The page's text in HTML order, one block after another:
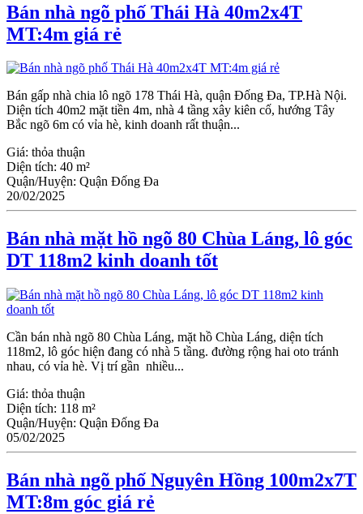
Bán nhà ngõ phố Thái Hà 40m2x4T
MT:4m giá rẻ
Bán gấp nhà chia lô ngõ 178 Thái Hà, quận Đống Đa, TP.Hà Nội.
Diện tích 40m2 mặt tiền 4m, nhà 4 tầng xây kiên cố, hướng Tây
Bắc ngõ 6m có vỉa hè, kinh doanh rất thuận...
Giá: thỏa thuận
Diện tích: 40 m²
Quận/Huyện: Quận Đống Đa
20/02/2025
Bán nhà mặt hồ ngõ 80 Chùa Láng, lô góc
DT 118m2 kinh doanh tốt
Cần bán nhà ngõ 80 Chùa Láng, mặt hồ Chùa Láng, diện tích
118m2, lô góc hiện đang có nhà 5 tầng. đường rộng hai oto tránh
nhau, có vỉa hè. Vị trí gần nhiều...
Giá: thỏa thuận
Diện tích: 118 m²
Quận/Huyện: Quận Đống Đa
05/02/2025
Bán nhà ngõ phố Nguyên Hồng 100m2x7T
MT:8m góc giá rẻ